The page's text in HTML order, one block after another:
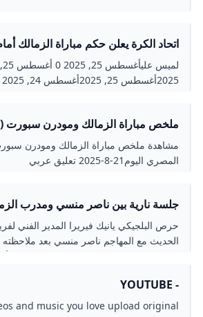
اتحاد الكرة يعلن حكم مباراة الزمالك
الدوري.. إختيار مفاجئ
2025أغسطس 25, 2025أغسطس 24, 2025
المصري - بطولات
المصري اليوم21-8-2025 تعليق عربي
جلسة نارية بين ناصر منسي ومدرب
حرص البلجيكي يانيك فيريرا المدير الفني
الحديث مع المهاجم ناصر منسي بعد ملاحظته
سيطرت عليه، بسبب ابتعاده عن التشكيل
- YOUTUBE
and music you love upload original